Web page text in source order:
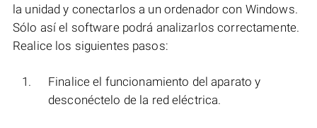
la unidad y conectarlos a un ordenador con Windows.
Sólo así el software podrá analizarlos correctamente.
Realice los siguientes pasos:
Finalice el funcionamiento del aparato y
desconéctelo de la red eléctrica.